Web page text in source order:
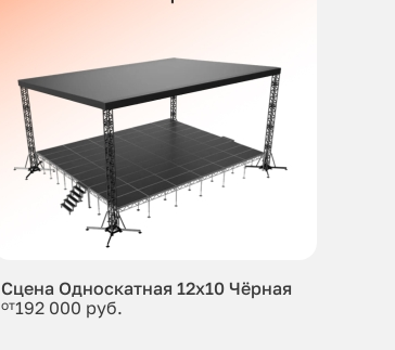
Сцена Односкатная 12x10 Чёрная
от192 000 руб.